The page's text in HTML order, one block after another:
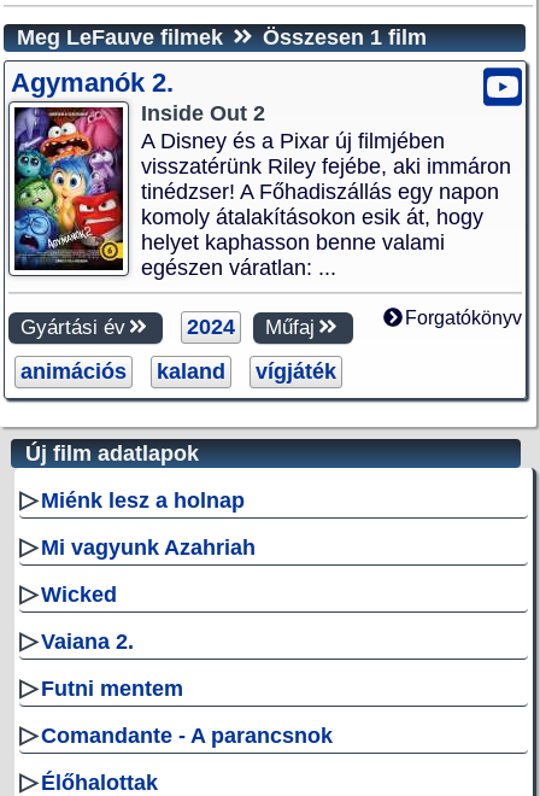
Meg LeFauve filmek Összesen 1 film
Agymanók 2.
Inside Out 2
A Disney és a Pixar új filmjében
visszatérünk Riley fejébe, aki immáron
tinédzser! A Főhadiszállás egy napon
komoly átalakításokon esik át, hogy
helyet kaphasson benne valami
egészen váratlan: ...
Gyártási év 2024 Forgatókönyv
Műfaj
animációs kaland vígjáték
Új film adatlapok
▷Miénk lesz a holnap
▷Mi vagyunk Azahriah
▷Wicked
▷Vaiana 2.
▷Futni mentem
▷Comandante - A parancsnok
▷Élőhalottak